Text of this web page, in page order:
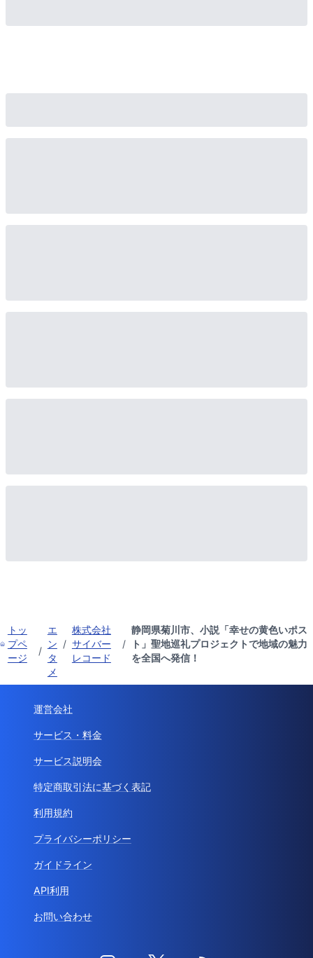
トッ
プペ
ージ
/
エ
ン
タ
メ
/
株式会社
サイバー
レコード
/
静岡県菊川市、小説「幸せの黄色いポス
ト」聖地巡礼プロジェクトで地域の魅力
を全国へ発信！
運営会社
サービス・料金
サービス説明会
特定商取引法に基づく表記
利用規約
プライバシーポリシー
ガイドライン
API利用
お問い合わせ